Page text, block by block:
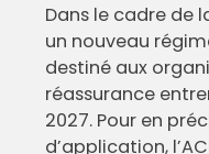
Dans le cadre de
un nouveau
destiné aux
réassurance
2027. Pour en
d’application,